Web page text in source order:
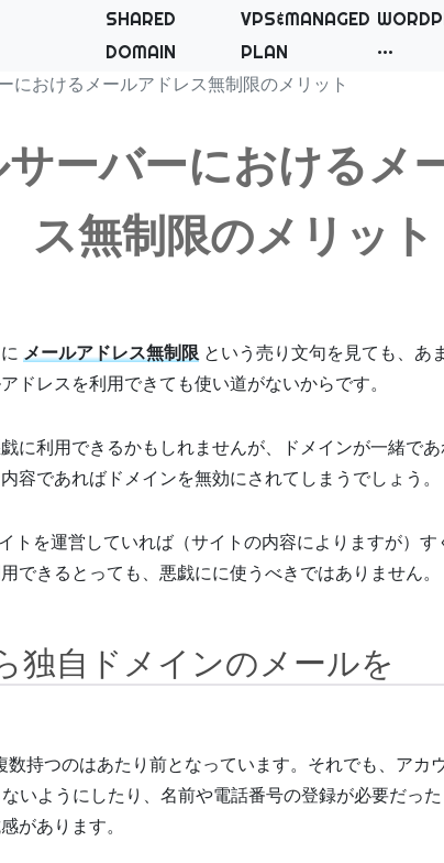
SHARED VPS&MANAGED
DOMAIN
PLAN
におけるメールアドレス無制限のメリット
ーバーにおけるメ
ス無制限のメリット
メールアドレス無制限 という売り文句を見ても、あ
ドレスを利用できても使い道がないからです。
に利用できるかもしれませんが、ドメインが一緒で
容であればドメインを無効にされてしまうでしょう。
トを運営していれば（サイトの内容によりますが）す
できるとっても、悪戯にに使うべきではありません。
独自ドメインのメールを
数持つのはあたり前となっています。それでも、アカ
いようにしたり、名前や電話番号の登録が必要だっ
があります。